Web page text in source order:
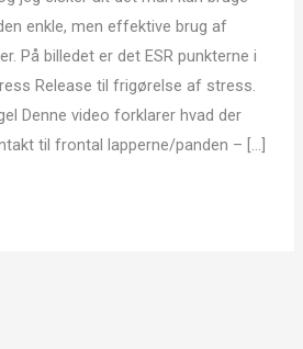
enkle, men effektive brug af
På billedet er det ESR punkterne i
Release til frigørelse af stress.
Denne video forklarer hvad der
til frontal lapperne/panden – […]